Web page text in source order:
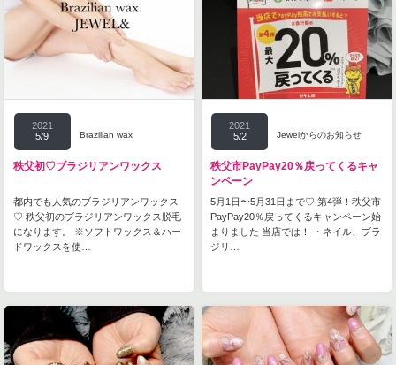
2021
5/9
Brazilian wax
秩父初♡ブラジリアンワックス
都内でも人気のブラジリアンワックス
♡ 秩父初のブラジリアンワックス脱毛
になります。 ※ソフトワックス＆ハー
ドワックスを使…
2021
5/2
Jewelからのお知らせ
秩父市PayPay20％戻ってくるキャ
ンペーン
5月1日〜5月31日まで♡ 第4弾！秩父市
PayPay20％戻ってくるキャンペーン始
まりました 当店では！ ・ネイル、ブラ
ジリ…